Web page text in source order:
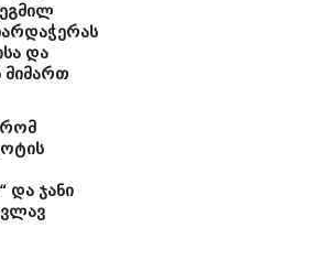
და
რომ
და ჯანი